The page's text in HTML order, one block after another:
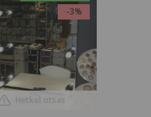
-3%
Hetkel otsas